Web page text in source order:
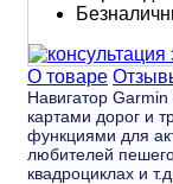
О товаре
Навигатор
картами дорог и
функциями для
любителей
квадроциклах и т.д.